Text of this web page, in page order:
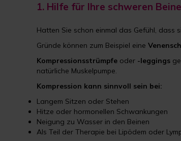
1. Hilfe für Ihre schweren Beine
Hatten Sie schon einmal das Gefühl, dass
Gründe können zum Beispiel eine
Kompressionsstrümpfe oder -leggings
natürliche Muskelpumpe.
Kompression kann sinnvoll sein bei:
Langem Sitzen oder Stehen
Hitze oder hormonellen Schwankungen
Neigung zu Wasser in den Beinen
Als Teil der Therapie bei Lipödem oder